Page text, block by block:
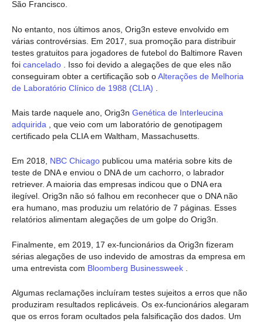
São Francisco.
No entanto, nos últimos anos, Orig3n esteve envolvido em
várias controvérsias. Em 2017, sua promoção para distribuir
testes gratuitos para jogadores de futebol do Baltimore Raven
foi cancelado . Isso foi devido a alegações de que eles não
conseguiram obter a certificação sob oAlterações de Melhoria
de Laboratório Clínico de 1988 (CLIA)
Mais tarde naquele ano, Orig3n Genética de Interleucina
adquirida , que veio com um laboratório de genotipagem
certificado pela CLIA em Waltham, Massachusetts.
Em 2018, NBC Chicago publicou uma matéria sobre kits de
teste de DNA e enviou o DNA de um cachorro, o labrador
retriever. A maioria das empresas indicou que o DNA era
ilegível. Orig3n não só falhou em reconhecer que o DNA não
era humano, mas produziu um relatório de 7 páginas. Esses
relatórios alimentam alegações de um golpe do Orig3n.
Finalmente, em 2019, 17 ex-funcionários da Orig3n fizeram
sérias alegações de uso indevido de amostras da empresa em
uma entrevista com Bloomberg Businessweek
Algumas reclamações incluíram testes sujeitos a erros que não
produziram resultados replicáveis. Os ex-funcionários alegaram
que os erros foram ocultados pela falsificação dos dados. Um